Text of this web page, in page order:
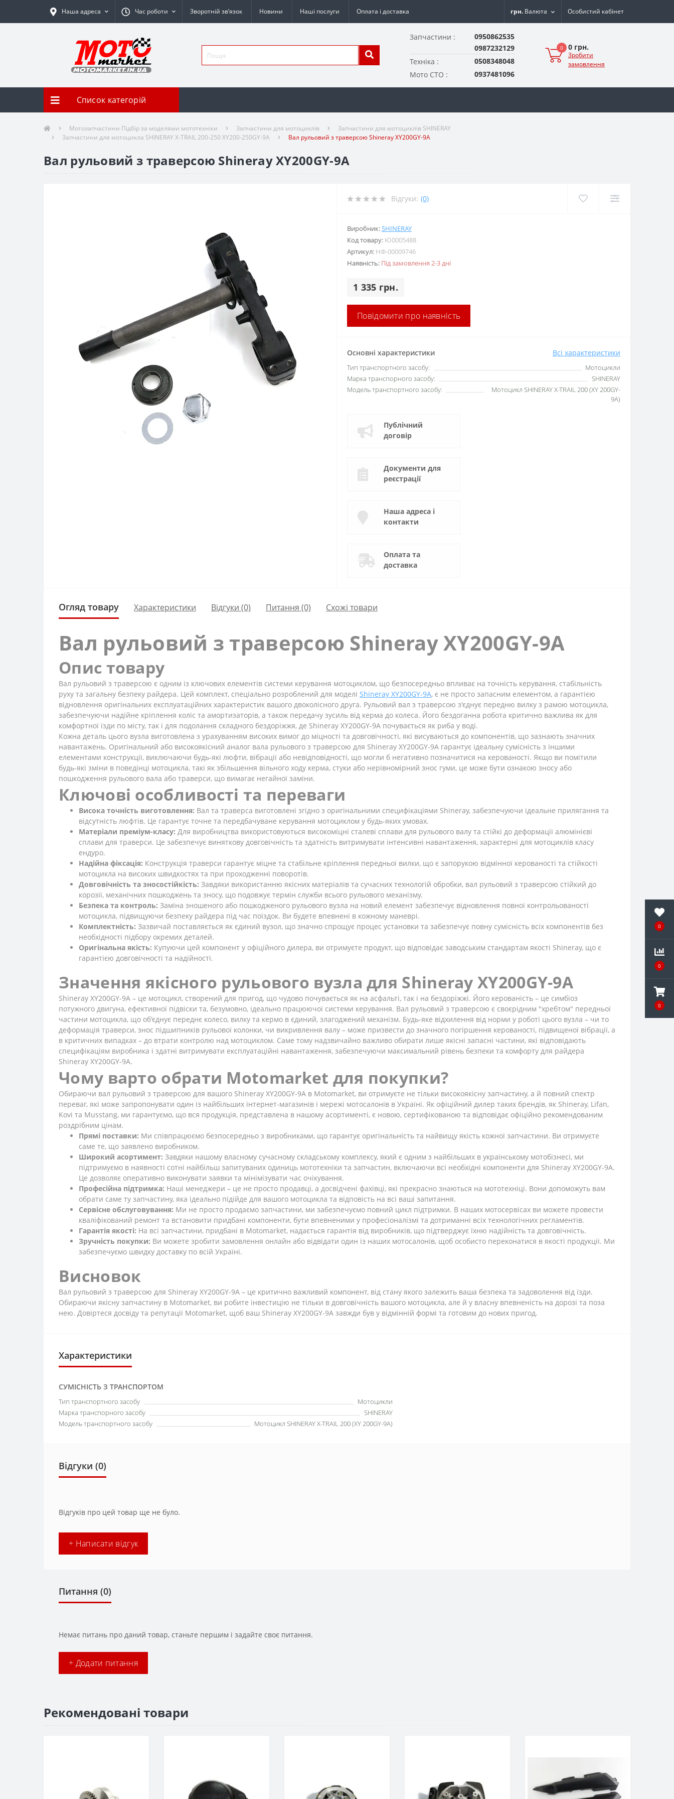
0
0
0
Наша адреса Час роботи Зворотній зв’язок Новини Наші послуги Оплата і доставка грн. Валюта Особистий кабінет
Запчастини :
0950862535
0987232129
Техніка :
0508348048
Мото СТО :
0937481096
0 0 грн.
Зробити
замовлення
Список категорій
Мотозапчастини Підбір за моделями мототехніки Запчастини для мотоциклів
Запчастини для мотоциклів SHINERAY
Запчастини для мотоцикла SHINERAY X-TRAIL 200-250 XY200-250GY-9A
Вал рульовий з траверсою Shineray XY200GY-9A
Вал рульовий з траверсою Shineray XY200GY-9A
Відгуки: (0)
Виробник:SHINERAY
Код товару: Ю0005488
Артикул: НФ-00009746
Наявність: Під замовлення 2-3 дні
1 335 грн.
Повідомити про наявність
Основні характеристики Всі характеристики
Тип транспортного засобу:
Мотоцикли
Марка транспорного засобу:
SHINERAY
Модель транспортного засобу:
Мотоцикл SHINERAY X-TRAIL 200 (XY 200GY-
9A)
Публічний
договір
Документи для
реєстрації
Наша адреса і
контакти
Оплата та
доставка
Огляд товару Характеристики Відгуки (0) Питання (0) Схожі товари
Вал рульовий з траверсою Shineray XY200GY-9A
Опис товару
Вал рульовий з траверсою є одним із ключових елементів системи керування мотоциклом, що безпосередньо впливає на точність керування, стабільність
руху та загальну безпеку райдера. Цей комплект, спеціально розроблений для моделі Shineray XY200GY-9A, є не просто запасним елементом, а гарантією
відновлення оригінальних експлуатаційних характеристик вашого двоколісного друга. Рульовий вал з траверсою з'єднує передню вилку з рамою мотоцикла,
забезпечуючи надійне кріплення коліс та амортизаторів, а також передачу зусиль від керма до колеса. Його бездоганна робота критично важлива як для
комфортної їзди по місту, так і для подолання складного бездоріжжя, де Shineray XY200GY-9A почувається як риба у воді.
Кожна деталь цього вузла виготовлена з урахуванням високих вимог до міцності та довговічності, які висуваються до компонентів, що зазнають значних
навантажень. Оригінальний або високоякісний аналог вала рульового з траверсою для Shineray XY200GY-9A гарантує ідеальну сумісність з іншими
елементами конструкції, виключаючи будь-які люфти, вібрації або невідповідності, що могли б негативно позначитися на керованості. Якщо ви помітили
будь-які зміни в поведінці мотоцикла, такі як збільшення вільного ходу керма, стуки або нерівномірний знос гуми, це може бути ознакою зносу або
пошкодження рульового вала або траверси, що вимагає негайної заміни.
Ключові особливості та переваги
Висока точність виготовлення: Вал та траверса виготовлені згідно з оригінальними специфікаціями Shineray, забезпечуючи ідеальне прилягання та
відсутність люфтів. Це гарантує точне та передбачуване керування мотоциклом у будь-яких умовах.
Матеріали преміум-класу: Для виробництва використовуються високоміцні сталеві сплави для рульового валу та стійкі до деформації алюмінієві
сплави для траверси. Це забезпечує виняткову довговічність та здатність витримувати інтенсивні навантаження, характерні для мотоциклів класу
ендуро.
Надійна фіксація: Конструкція траверси гарантує міцне та стабільне кріплення передньої вилки, що є запорукою відмінної керованості та стійкості
мотоцикла на високих швидкостях та при проходженні поворотів.
Довговічність та зносостійкість: Завдяки використанню якісних матеріалів та сучасних технологій обробки, вал рульовий з траверсою стійкий до
корозії, механічних пошкоджень та зносу, що подовжує термін служби всього рульового механізму.
Безпека та контроль: Заміна зношеного або пошкодженого рульового вузла на новий елемент забезпечує відновлення повної контрольованості
мотоцикла, підвищуючи безпеку райдера під час поїздок. Ви будете впевнені в кожному маневрі.
Комплектність: Зазвичай поставляється як єдиний вузол, що значно спрощує процес установки та забезпечує повну сумісність всіх компонентів без
необхідності підбору окремих деталей.
Оригінальна якість: Купуючи цей компонент у офіційного дилера, ви отримуєте продукт, що відповідає заводським стандартам якості Shineray, що є
гарантією довговічності та надійності.
Значення якісного рульового вузла для Shineray XY200GY-9A
Shineray XY200GY-9A – це мотоцикл, створений для пригод, що чудово почувається як на асфальті, так і на бездоріжжі. Його керованість – це симбіоз
потужного двигуна, ефективної підвіски та, безумовно, ідеально працюючої системи керування. Вал рульовий з траверсою є своєрідним "хребтом" передньої
частини мотоцикла, що об'єднує переднє колесо, вилку та кермо в єдиний, злагоджений механізм. Будь-яке відхилення від норми у роботі цього вузла – чи то
деформація траверси, знос підшипників рульової колонки, чи викривлення валу – може призвести до значного погіршення керованості, підвищеної вібрації, а
в критичних випадках – до втрати контролю над мотоциклом. Саме тому надзвичайно важливо обирати лише якісні запасні частини, які відповідають
специфікаціям виробника і здатні витримувати експлуатаційні навантаження, забезпечуючи максимальний рівень безпеки та комфорту для райдера
Shineray XY200GY-9A.
Чому варто обрати Motomarket для покупки?
Обираючи вал рульовий з траверсою для вашого Shineray XY200GY-9A в Motomarket, ви отримуєте не тільки високоякісну запчастину, а й повний спектр
переваг, які може запропонувати один із найбільших інтернет-магазинів і мережі мотосалонів в Україні. Як офіційний дилер таких брендів, як Shineray, Lifan,
Kovi та Musstang, ми гарантуємо, що вся продукція, представлена в нашому асортименті, є новою, сертифікованою та відповідає офіційно рекомендованим
роздрібним цінам.
Прямі поставки: Ми співпрацюємо безпосередньо з виробниками, що гарантує оригінальність та найвищу якість кожної запчастини. Ви отримуєте
саме те, що заявлено виробником.
Широкий асортимент: Завдяки нашому власному сучасному складському комплексу, який є одним з найбільших в українському мотобізнесі, ми
підтримуємо в наявності сотні найбільш запитуваних одиниць мототехніки та запчастин, включаючи всі необхідні компоненти для Shineray XY200GY-9A.
Це дозволяє оперативно виконувати заявки та мінімізувати час очікування.
Професійна підтримка: Наші менеджери – це не просто продавці, а досвідчені фахівці, які прекрасно знаються на мототехніці. Вони допоможуть вам
обрати саме ту запчастину, яка ідеально підійде для вашого мотоцикла та відповість на всі ваші запитання.
Сервісне обслуговування: Ми не просто продаємо запчастини, ми забезпечуємо повний цикл підтримки. В наших мотосервісах ви можете провести
кваліфікований ремонт та встановити придбані компоненти, бути впевненими у професіоналізмі та дотриманні всіх технологічних регламентів.
Гарантія якості: На всі запчастини, придбані в Motomarket, надається гарантія від виробників, що підтверджує їхню надійність та довговічність.
Зручність покупки: Ви можете зробити замовлення онлайн або відвідати один із наших мотосалонів, щоб особисто переконатися в якості продукції. Ми
забезпечуємо швидку доставку по всій Україні.
Висновок
Вал рульовий з траверсою для Shineray XY200GY-9A – це критично важливий компонент, від стану якого залежить ваша безпека та задоволення від їзди.
Обираючи якісну запчастину в Motomarket, ви робите інвестицію не тільки в довговічність вашого мотоцикла, але й у власну впевненість на дорозі та поза
нею. Довіртеся досвіду та репутації Motomarket, щоб ваш Shineray XY200GY-9A завжди був у відмінній формі та готовим до нових пригод.
Характеристики
СУМІСНІСТЬ З ТРАНСПОРТОМ
Тип транспортного засобу
Мотоцикли
Марка транспорного засобу
SHINERAY
Модель транспортного засобу
Мотоцикл SHINERAY X-TRAIL 200 (XY 200GY-9A)
Відгуки (0)
Відгуків про цей товар ще не було.
+ Написати відгук
Питання (0)
Немає питань про даний товар, станьте першим і задайте своє питання.
+ Додати питання
Рекомендовані товари